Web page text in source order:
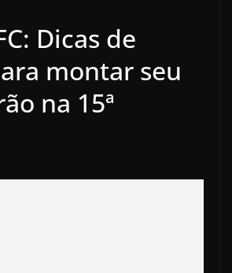
Dicas de
montar seu
na 15ª